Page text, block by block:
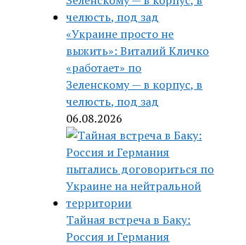
«Украине просто не
выжить»: Виталий Кличко
«работает» по
Зеленскому — в корпус, в
челюсть, под зад
06.08.2026
Тайная встреча в Баку:
Россия и Германия